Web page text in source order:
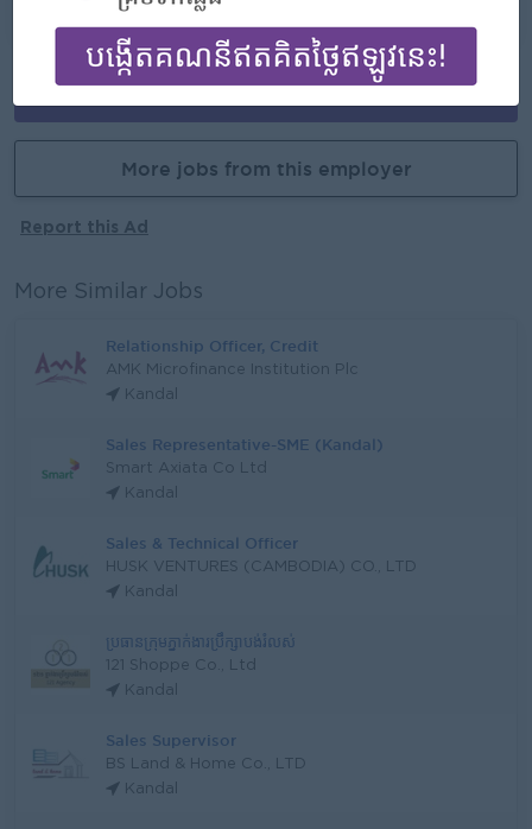
Learn new skills and techniques
More jobs from this employer
Report this Ad
More Similar Jobs
Relationship Officer, Credit
AMK Microfinance Institution Plc
Kandal
Sales Representative-SME (Kandal)
Smart Axiata Co Ltd
Kandal
Sales & Technical Officer
HUSK VENTURES (CAMBODIA) CO., LTD
Kandal
ប្រធានក្រុមភ្នាក់ងារប្រឹក្សាបង់រំលស់
121 Shoppe Co., Ltd
Kandal
Sales Supervisor
BS Land & Home Co., LTD
Kandal